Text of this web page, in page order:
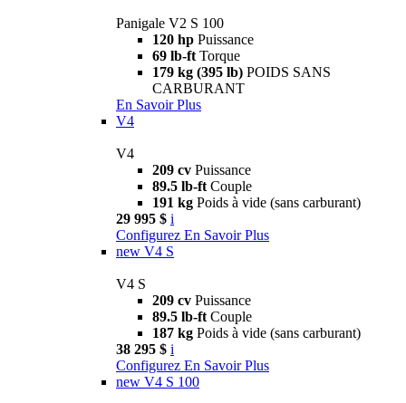
Panigale V2 S 100
120 hp Puissance
69 lb-ft Torque
179 kg (395 lb) POIDS SANS
CARBURANT
En Savoir Plus
V4
V4
209 cv Puissance
89.5 lb-ft Couple
191 kg Poids à vide (sans carburant)
29 995 $ i
Configurez En Savoir Plus
new V4 S
V4 S
209 cv Puissance
89.5 lb-ft Couple
187 kg Poids à vide (sans carburant)
38 295 $ i
Configurez En Savoir Plus
new V4 S 100